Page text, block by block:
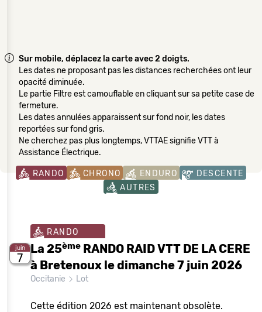
Sur mobile, déplacez la carte avec 2 doigts.
Les dates ne proposant pas les distances recherchées ont leur
opacité diminuée.
Le partie Filtre est camouflable en cliquant sur sa petite case de
fermeture.
Les dates annulées apparaissent sur fond noir, les dates
reportées sur fond gris.
Ne cherchez pas plus longtemps, VTTAE signifie VTT à
Assistance Électrique.
RANDO CHRONO ENDURO
DESCENTE
AUTRES
juin
7
RANDO
La 25ème RANDO RAID VTT DE LA CERE
à Bretenoux le dimanche 7 juin 2026
Occitanie Lot
Cette édition 2026 est maintenant obsolète.